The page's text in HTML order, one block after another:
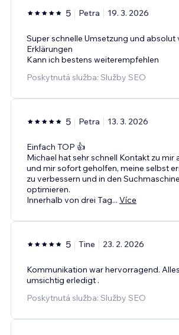
5 Petra 19. 3. 2026
Super schnelle Umsetzung und absolut
Erklärungen
Kann ich bestens weiterempfehlen
Poskytnutá služba: Služby SEO
5 Petra 13. 3. 2026
Einfach TOP 👍
Michael hat sehr schnell Kontakt zu mir
und mir sofort geholfen, meine selbst
zu verbessern und in den
optimieren.
Innerhalb von drei Tag... Více
5 Tine 23. 2. 2026
Kommunikation war hervorragend.
umsichtig erledigt .
Poskytnutá služba: Služby SEO